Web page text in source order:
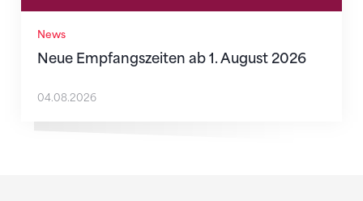
News
Neue Empfangszeiten ab 1. August 2026
04.08.2026